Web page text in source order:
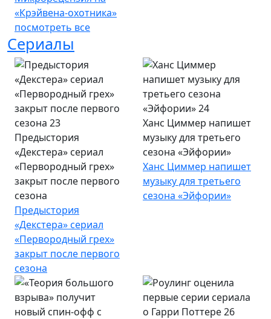
«Крэйвена-охотника»
посмотреть все
Сериалы
Предыстория
«Декстера» сериал
«Первородный грех»
закрыт после первого
сезона
Предыстория
«Декстера» сериал
«Первородный грех»
закрыт после первого
сезона
Ханс Циммер напишет
музыку для третьего
сезона «Эйфории»
Ханс Циммер напишет
музыку для третьего
сезона «Эйфории»